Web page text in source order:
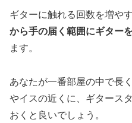
ギターに触れる回数を増やす
から手の届く範囲にギター
ます。
あなたが一番部屋の中で長
やイスの近くに、ギタース
おくと良いでしょう。